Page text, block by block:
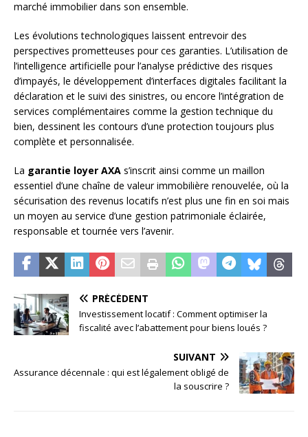
marché immobilier dans son ensemble.
Les évolutions technologiques laissent entrevoir des
perspectives prometteuses pour ces garanties. L’utilisation de
l’intelligence artificielle pour l’analyse prédictive des risques
d’impayés, le développement d’interfaces digitales facilitant la
déclaration et le suivi des sinistres, ou encore l’intégration de
services complémentaires comme la gestion technique du
bien, dessinent les contours d’une protection toujours plus
complète et personnalisée.
La garantie loyer AXA s’inscrit ainsi comme un maillon
essentiel d’une chaîne de valeur immobilière renouvelée, où la
sécurisation des revenus locatifs n’est plus une fin en soi mais
un moyen au service d’une gestion patrimoniale éclairée,
responsable et tournée vers l’avenir.
PRÉCÉDENT
Investissement locatif : Comment optimiser la
fiscalité avec l’abattement pour biens loués ?
SUIVANT
Assurance décennale : qui est légalement obligé de
la souscrire ?